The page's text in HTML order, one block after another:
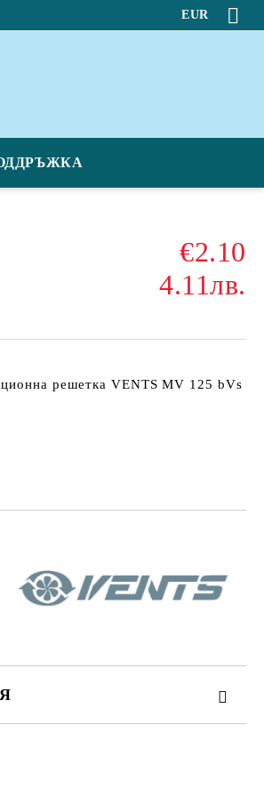
EUR
€2.10
4.11лв.
решетка VENTS MV 125 bVs